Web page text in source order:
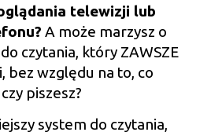
telewizji lub
A może marzysz o
czytania, który ZAWSZE
bez względu na to, co
piszesz?
system do czytania,